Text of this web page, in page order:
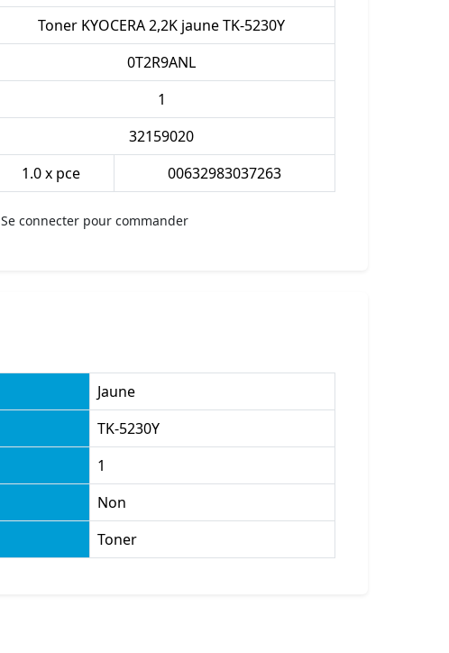
Toner KYOCERA 2,2K jaune TK-5230Y
0T2R9ANL
1
32159020
1.0 x pce 00632983037263
Se connecter pour commander
Jaune
TK-5230Y
1
Non
Toner